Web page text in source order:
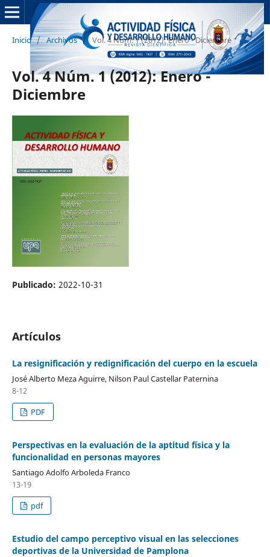
Inicio / Archivos / Vol. 4 Núm. 1 (2012): Enero - Diciembre
Vol. 4 Núm. 1 (2012): Enero -
Diciembre
Publicado: 2022-10-31
Artículos
La resignificación y redignificación del cuerpo en la escuela
José Alberto Meza Aguirre, Nilson Paul Castellar Paternina
8-12
PDF
Perspectivas en la evaluación de la aptitud física y la
funcionalidad en personas mayores
Santiago Adolfo Arboleda Franco
13-19
pdf
Estudio del campo perceptivo visual en las selecciones
deportivas de la Universidad de Pamplona